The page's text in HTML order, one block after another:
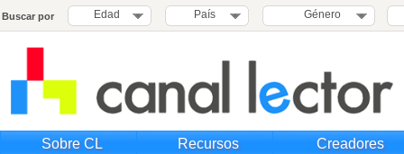
Buscar por Edad País Género
Sobre CL Recursos Creadores